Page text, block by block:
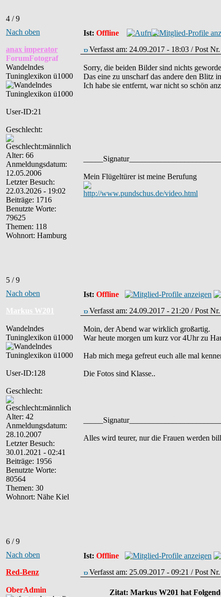
4 / 9
Nach oben
Ist: Offline
anax imperator
ForumFotograf
Wandelndes
Tuninglexikon ü1000
User-ID:21
Geschlecht:
Alter: 66
Anmeldungsdatum:
12.05.2006
Letzter Besuch:
22.03.2026 - 19:02
Beiträge: 1716
Benutzte Worte:
79625
Themen: 118
Wohnort: Hamburg
5 / 9
Verfasst am: 24.09.2017 - 18:03 / Post
Sorry, die beiden Bilder sind nichts
Das eine zu unscharf das andere den Blitz
Ich habe sie entfernt, war nicht so schön
Mein Flügeltürer ist meine Berufung
http://www.pundschus.de/video.html
Nach oben Ist: Offline
Markus W201
Wandelndes
Tuninglexikon ü1000
User-ID:128
Geschlecht:
Alter: 42
Anmeldungsdatum:
28.10.2007
Letzter Besuch:
30.01.2021 - 02:41
Beiträge: 1956
Benutzte Worte:
80564
Themen: 30
Wohnort: Nähe Kiel
6 / 9
Verfasst am: 24.09.2017 - 21:20 / Post
Moin, der Abend war wirklich großartig.
War heute morgen um kurz vor 4Uhr zu
Hab mich mega gefreut euch alle mal
Die Fotos sind Klasse..
Alles wird teurer, nur die Frauen werden
Nach oben Ist: Offline
Red-Benz
OberAdmin
Verfasst am: 25.09.2017 - 09:21 / Post
Zitat: Markus W201 hat